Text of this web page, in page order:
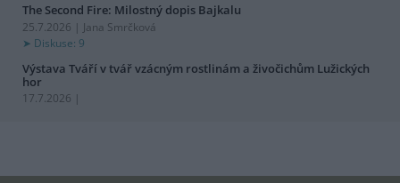
The Second Fire: Milostný dopis Bajkalu
25.7.2026 | Jana Smrčková
Diskuse: 9
Výstava Tváří v tvář vzácným rostlinám a živočichům Lužických
hor
17.7.2026 |